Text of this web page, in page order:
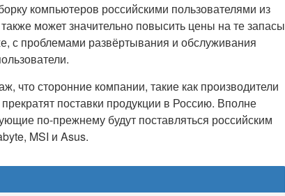
компьютеров российскими пользователями из
может значительно повысить цены на те запасы
с проблемами развёртывания и обслуживания
что сторонние компании, такие как производители
поставки продукции в Россию. Вполне
по-прежнему будут поставляться российским
MSI и Asus.